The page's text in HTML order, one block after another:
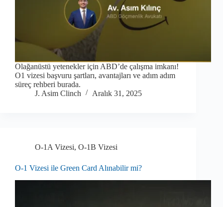
Olağanüstü yetenekler için ABD’de çalışma imkanı!
O1 vizesi başvuru şartları, avantajları ve adım adım
süreç rehberi burada.
J. Asim Clinch
Aralık 31, 2025
O-1A Vizesi, O-1B Vizesi
O-1 Vizesi ile Green Card Alınabilir mi?